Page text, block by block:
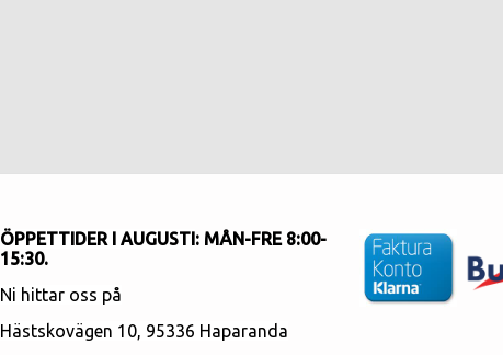
ÖPPETTIDER I AUGUSTI: MÅN-FRE 8:00-
15:30.
Ni hittar oss på
Hästskovägen 10, 95336 Haparanda